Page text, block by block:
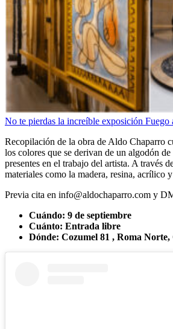
No te pierdas la increíble exposición
Recopilación de la obra de Aldo Chaparro
los colores que se derivan de un algodón de
presentes en el trabajo del artista. A través
materiales como la madera, resina, acrílico
Previa cita en info@aldochaparro.com y
Cuándo: 9 de septiembre
Cuánto: Entrada libre
Dónde: Cozumel 81 , Roma